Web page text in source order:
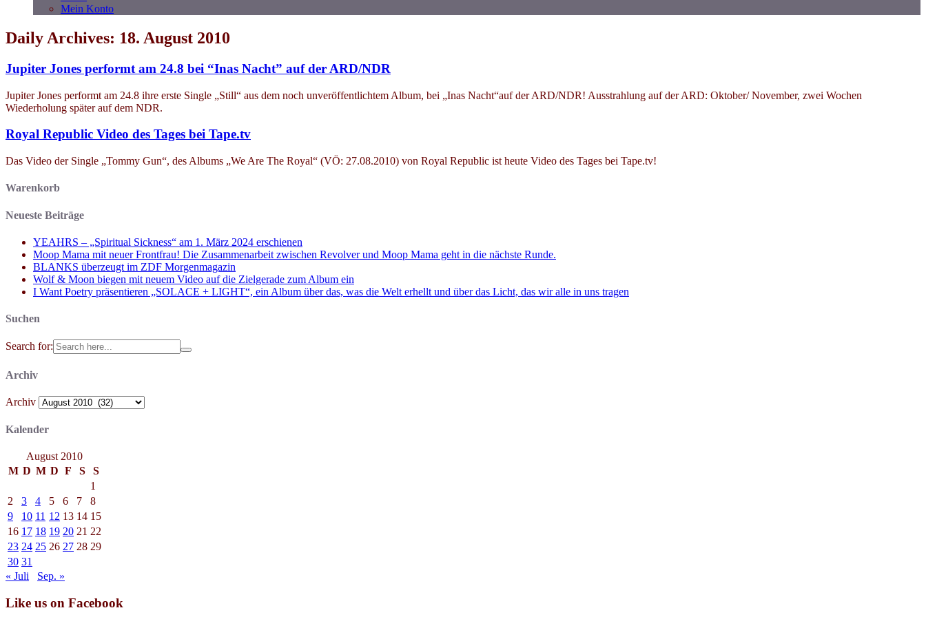
Mein Konto
Daily Archives: 18. August 2010
Jupiter Jones performt am 24.8 bei “Inas Nacht” auf der ARD/NDR
Jupiter Jones performt am 24.8 ihre erste Single „Still“ aus dem noch unveröffentlichtem Album, bei „Inas Nacht“auf der ARD/NDR! Ausstrahlung auf der ARD: Oktober/ November, zwei Wochen
Wiederholung später auf dem NDR.
Royal Republic Video des Tages bei Tape.tv
Das Video der Single „Tommy Gun“, des Albums „We Are The Royal“ (VÖ: 27.08.2010) von Royal Republic ist heute Video des Tages bei Tape.tv!
Warenkorb
Neueste Beiträge
YEAHRS – „Spiritual Sickness“ am 1. März 2024 erschienen
Moop Mama mit neuer Frontfrau! Die Zusammenarbeit zwischen Revolver und Moop Mama geht in die nächste Runde.
BLANKS überzeugt im ZDF Morgenmagazin
Wolf & Moon biegen mit neuem Video auf die Zielgerade zum Album ein
I Want Poetry präsentieren „SOLACE + LIGHT“, ein Album über das, was die Welt erhellt und über das Licht, das wir alle in uns tragen
Suchen
Search for:
Archiv
Archiv
Kalender
August 2010
M D M D F S
S
1
2
3 4 5 6 7
8
9
10 11 12 13 14 15
16 17 18 19 20 21 22
23 24 25 26 27 28 29
30 31
« Juli
Sep. »
Like us on Facebook